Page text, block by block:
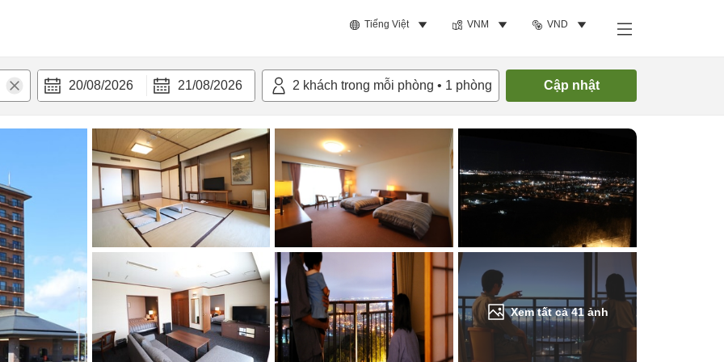
Tiếng Việt VNM VND
20/08/2026 21/08/2026 2 khách trong mỗi phòng • 1 phòng Cập nhật
Xem tất cả41 ảnh
bật Tiện nghi Tìm phòng trống